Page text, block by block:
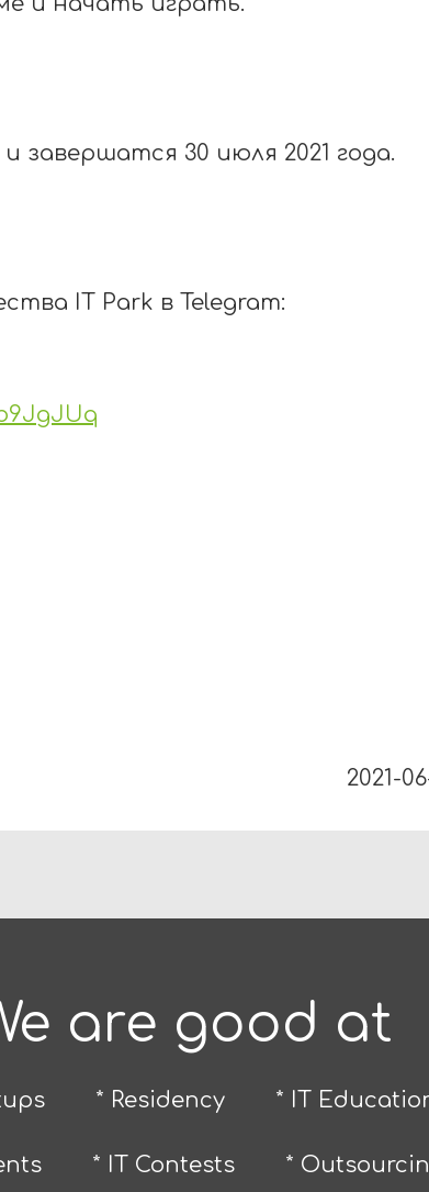
завершатся 30 июля 2021 года.
IT Park в Telegram:
2021-
are good at
* Residency * IT
* IT Contests *